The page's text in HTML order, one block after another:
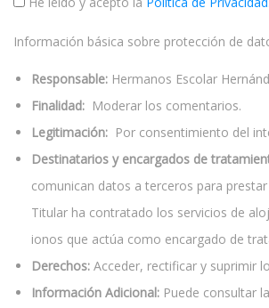
Información básica sobre protección de
Responsable: Hermanos Escolar
Finalidad: Moderar los comentarios.
Legitimación: Por consentimiento del
Destinatarios y encargados de
comunican datos a terceros para prestar
Titular ha contratado los servicios de
ionos que actúa como encargado de
Derechos: Acceder, rectificar y suprimir
Información Adicional: Puede consultar